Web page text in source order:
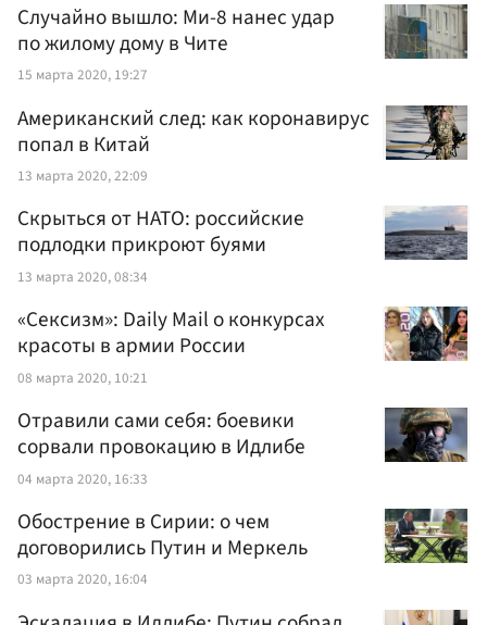
Случайно вышло: Ми-8 нанес удар
по жилому дому в Чите
15 марта 2020, 19:27
Американский след: как коронавирус
попал в Китай
13 марта 2020, 22:09
Скрыться от НАТО: российские
подлодки прикроют буями
13 марта 2020, 08:34
«Сексизм»: Daily Mail о конкурсах
красоты в армии России
08 марта 2020, 10:21
Отравили сами себя: боевики
сорвали провокацию в Идлибе
04 марта 2020, 16:33
Обострение в Сирии: о чем
договорились Путин и Меркель
03 марта 2020, 16:04